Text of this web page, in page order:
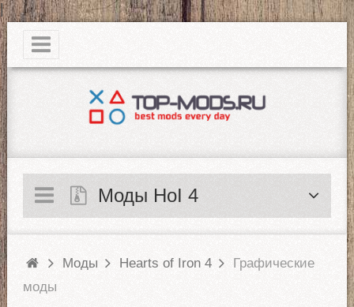
|
Моды HoI 4
Моды Hearts of Iron 4
Графические
моды